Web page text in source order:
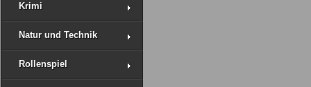
Krimi
Natur und Technik
Rollenspiel